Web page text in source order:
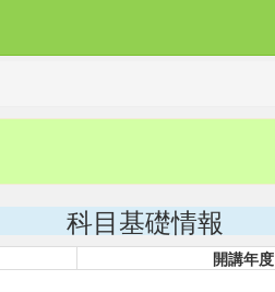
科目基礎情報
開講年度